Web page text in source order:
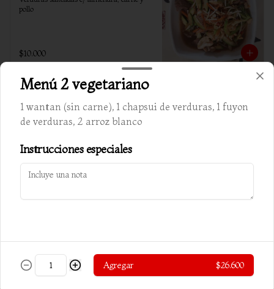
pollo
$10.000
Verduras salteadas c/ almendra y cerdo
$10.500
$10.800
Menú 2 vegetariano
1 wantan (sin carne), 1 chapsui de verduras, 1 fuyon
de verduras, 2 arroz blanco
Instrucciones especiales
Agregar $26.600